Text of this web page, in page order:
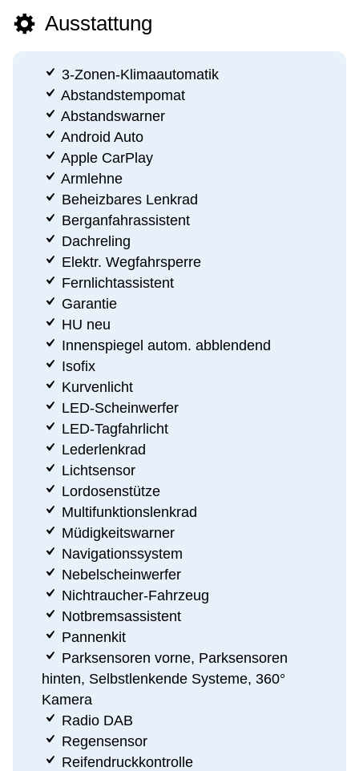
Ausstattung
3-Zonen-Klimaautomatik
Abstandstempomat
Abstandswarner
Android Auto
Apple CarPlay
Armlehne
Beheizbares Lenkrad
Berganfahrassistent
Dachreling
Elektr. Wegfahrsperre
Fernlichtassistent
Garantie
HU neu
Innenspiegel autom. abblendend
Isofix
Kurvenlicht
LED-Scheinwerfer
LED-Tagfahrlicht
Lederlenkrad
Lichtsensor
Lordosenstütze
Multifunktionslenkrad
Müdigkeitswarner
Navigationssystem
Nebelscheinwerfer
Nichtraucher-Fahrzeug
Notbremsassistent
Pannenkit
Parksensoren vorne, Parksensoren
hinten, Selbstlenkende Systeme, 360°
Kamera
Radio DAB
Regensensor
Reifendruckkontrolle